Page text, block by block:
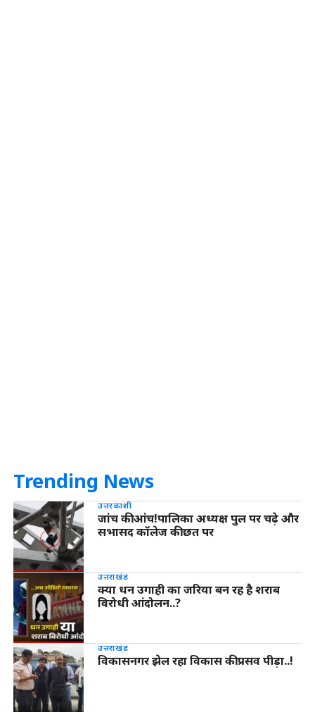
Trending News
उत्तरकाशी
जांच की आंच!पालिका अध्यक्ष पुल पर चढ़े और
सभासद कॉलेज की छत पर
उत्तराखंड
क्या धन उगाही का जरिया बन रह है शराब
विरोधी आंदोलन..?
उत्तराखंड
विकासनगर झेल रहा विकास की प्रसव पीड़ा..!